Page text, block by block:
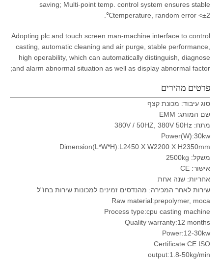
saving; Multi-point temp. control system ensures stable
temperature, random error <±2℃.
Adopting plc and touch screen man-machine interface to control
casting, automatic cleaning and air purge, stable performance,
high operability, which can automatically distinguish, diagnose
and alarm abnormal situation as well as display abnormal factor;
פרטים מהירים
סוג עיבוד: מכונת קצף
שם המותג: EMM
מתח: 380V / 50HZ, 380V 50Hz
Power(W):30kw
Dimension(L*W*H):L2450 X W2200 X H2350mm
משקל: 2500kg
אישור: CE
אחריות: שנה אחת
שירות לאחר המכירה: מהנדסים זמינים למכונות שירות בחו"ל
Raw material:prepolymer, moca
Process type:cpu casting machine
Quality warranty:12 months
Power:12-30kw
Certificate:CE ISO
output:1.8-50kg/min